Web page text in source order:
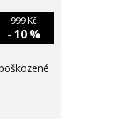
999 Kč
- 10 %